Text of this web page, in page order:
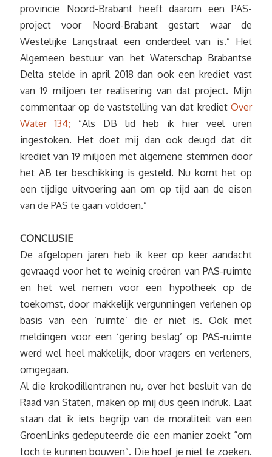
provincie Noord-Brabant heeft daarom een PAS-
project voor Noord-Brabant gestart waar de
Westelijke Langstraat een onderdeel van is.” Het
Algemeen bestuur van het Waterschap Brabantse
Delta stelde in april 2018 dan ook een krediet vast
van 19 miljoen ter realisering van dat project. Mijn
commentaar op de vaststelling van dat krediet Over
Water 134; “Als DB lid heb ik hier veel uren
ingestoken. Het doet mij dan ook deugd dat dit
krediet van 19 miljoen met algemene stemmen door
het AB ter beschikking is gesteld. Nu komt het op
een tijdige uitvoering aan om op tijd aan de eisen
van de PAS te gaan voldoen.”
CONCLUSIE
De afgelopen jaren heb ik keer op keer aandacht
gevraagd voor het te weinig creëren van PAS-ruimte
en het wel nemen voor een hypotheek op de
toekomst, door makkelijk vergunningen verlenen op
basis van een ‘ruimte’ die er niet is. Ook met
meldingen voor een ‘gering beslag’ op PAS-ruimte
werd wel heel makkelijk, door vragers en verleners,
omgegaan.
Al die krokodillentranen nu, over het besluit van de
Raad van Staten, maken op mij dus geen indruk. Laat
staan dat ik iets begrijp van de moraliteit van een
GroenLinks gedeputeerde die een manier zoekt “om
toch te kunnen bouwen”. Die hoef je niet te zoeken.